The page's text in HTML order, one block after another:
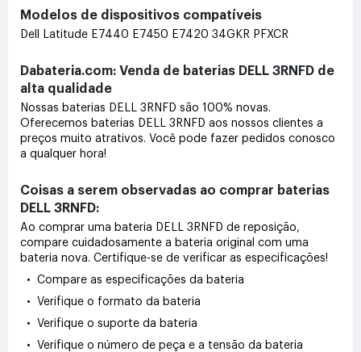
Modelos de dispositivos compatíveis
Dell Latitude E7440 E7450 E7420 34GKR PFXCR
Dabateria.com: Venda de baterias DELL 3RNFD de
alta qualidade
Nossas baterias DELL 3RNFD são 100% novas.
Oferecemos baterias DELL 3RNFD aos nossos clientes a
preços muito atrativos. Você pode fazer pedidos conosco
a qualquer hora!
Coisas a serem observadas ao comprar baterias
DELL 3RNFD:
Ao comprar uma bateria DELL 3RNFD de reposição,
compare cuidadosamente a bateria original com uma
bateria nova. Certifique-se de verificar as especificações!
• Compare as especificações da bateria
• Verifique o formato da bateria
• Verifique o suporte da bateria
• Verifique o número de peça e a tensão da bateria